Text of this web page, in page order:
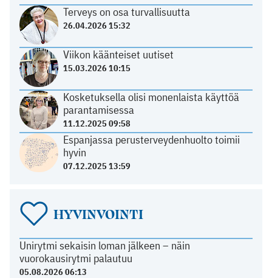
Terveys on osa turvallisuutta
26.04.2026 15:32
Viikon käänteiset uutiset
15.03.2026 10:15
Kosketuksella olisi monenlaista käyttöä
parantamisessa
11.12.2025 09:58
Espanjassa perusterveydenhuolto toimii
hyvin
07.12.2025 13:59
HYVINVOINTI
Unirytmi sekaisin loman jälkeen – näin
vuorokausirytmi palautuu
05.08.2026 06:13